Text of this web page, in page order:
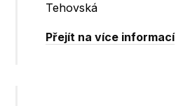
Tehovská
Přejít na více informací